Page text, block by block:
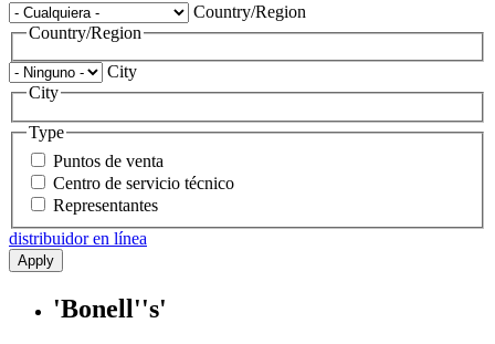
Country/Region
Country/Region
City
City
Type
Puntos de venta
Centro de servicio técnico
Representantes
distribuidor en línea
Apply
'Bonell''s'